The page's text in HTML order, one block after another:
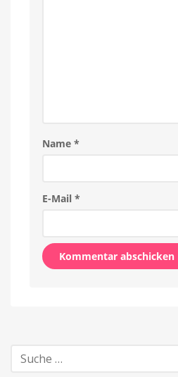
Name *
E-Mail *
Suche
nach: